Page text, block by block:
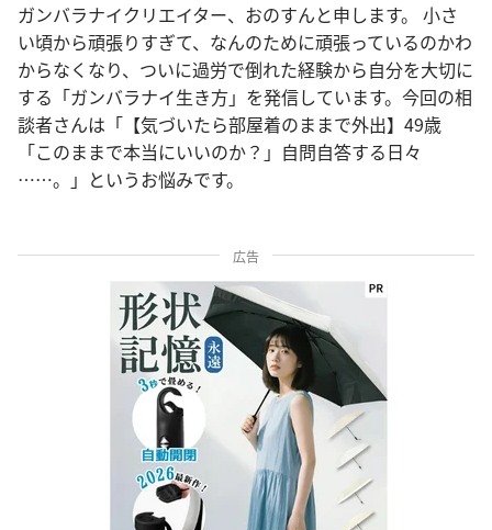
ガンバラナイクリエイター、おのすんと申します。 小さ
い頃から頑張りすぎて、なんのために頑張っているのかわ
からなくなり、ついに過労で倒れた経験から自分を大切に
する「ガンバラナイ生き方」を発信しています。今回の相
談者さんは「【気づいたら部屋着のままで外出】49歳
「このままで本当にいいのか？」自問自答する日々
……。」というお悩みです。
広告